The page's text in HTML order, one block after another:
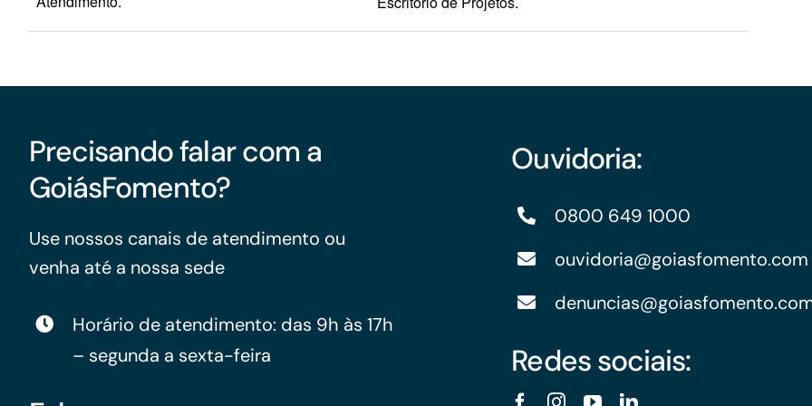
Precisando falar com a
GoiásFomento?
Use nossos canais de atendimento ou
venha até a nossa sede
Horário de atendimento: das 9h às 17h
– segunda a sexta-feira
Ouvidoria:
0800 649 1000
ouvidoria@goiasfomento.com
Redes sociais: